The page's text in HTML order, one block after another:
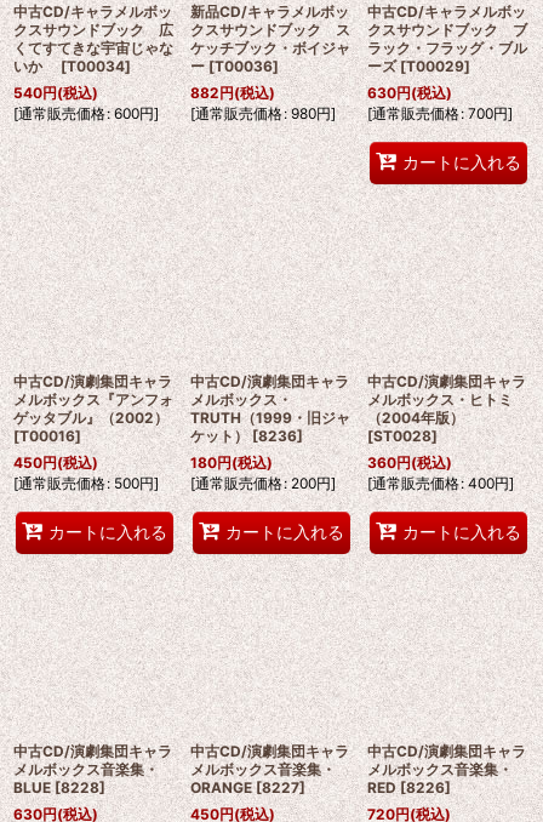
中古CD/キャラメルボッ
クスサウンドブック 広
くてすてきな宇宙じゃな
いか [T00034]
540円(税込)
[通常販売価格: 600円]
新品CD/キャラメルボッ
クスサウンドブック ス
ケッチブック・ボイジャ
ー [T00036]
882円(税込)
[通常販売価格: 980円]
中古CD/キャラメルボッ
クスサウンドブック ブ
ラック・フラッグ・ブル
ーズ [T00029]
630円(税込)
[通常販売価格: 700円]
カートに入れる
中古CD/演劇集団キャラ
メルボックス『アンフォ
ゲッタブル』（2002）
[T00016]
450円(税込)
[通常販売価格: 500円]
カートに入れる
中古CD/演劇集団キャラ
メルボックス・
TRUTH（1999・旧ジャ
ケット） [8236]
180円(税込)
[通常販売価格: 200円]
カートに入れる
中古CD/演劇集団キャラ
メルボックス・ヒトミ
（2004年版）
[ST0028]
360円(税込)
[通常販売価格: 400円]
カートに入れる
中古CD/演劇集団キャラ
メルボックス音楽集・
BLUE [8228]
630円(税込)
中古CD/演劇集団キャラ
メルボックス音楽集・
ORANGE [8227]
450円(税込)
中古CD/演劇集団キャラ
メルボックス音楽集・
RED [8226]
720円(税込)